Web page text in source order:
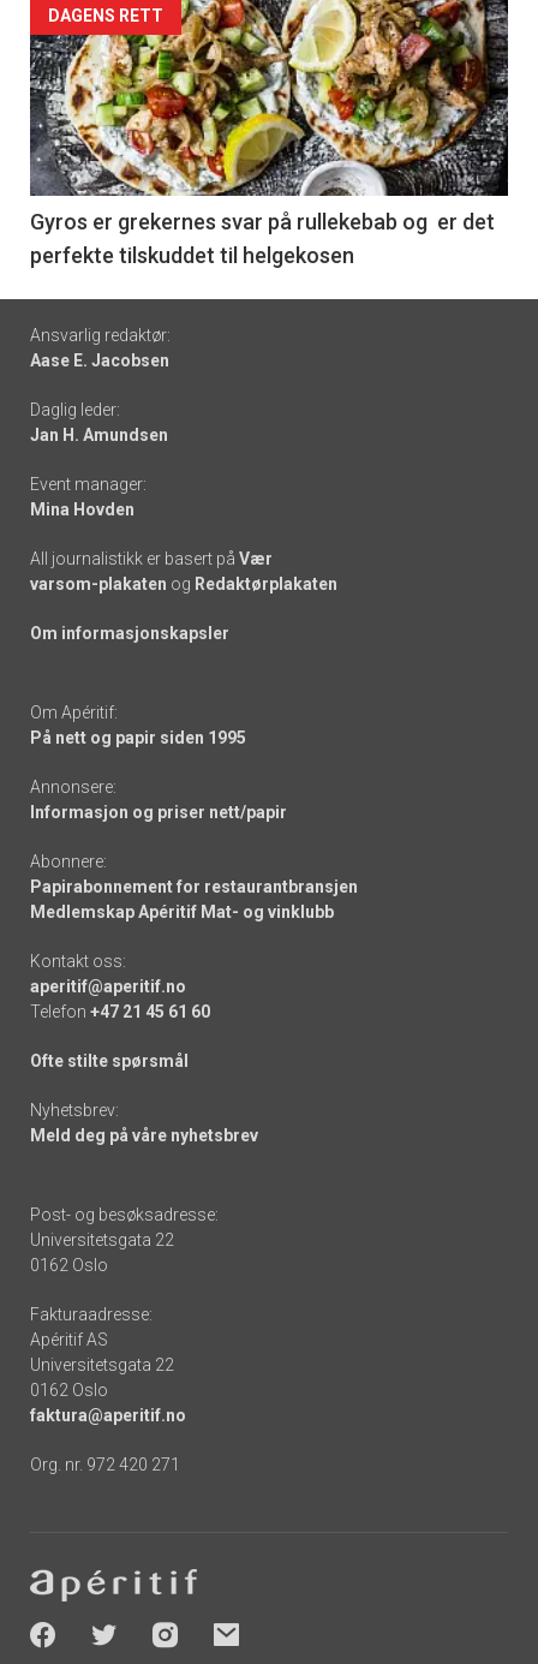
Forsiden
akkurat
nå
-
6
DAGENS RETT
Gyros er grekernes svar på rullekebab og er det
perfekte tilskuddet til helgekosen
Footer
-
links
Ansvarlig redaktør:
Aase E. Jacobsen
Daglig leder:
Jan H. Amundsen
Event manager:
Mina Hovden
All journalistikk er basert på Vær
varsom-plakaten og Redaktørplakaten
Om informasjonskapsler
Om Apéritif:
På nett og papir siden 1995
Annonsere:
Informasjon og priser nett/papir
Abonnere:
Papirabonnement for restaurantbransjen
Medlemskap Apéritif Mat- og vinklubb
Kontakt oss:
aperitif@aperitif.no
Telefon +47 21 45 61 60
Ofte stilte spørsmål
Nyhetsbrev:
Meld deg på våre nyhetsbrev
Post- og besøksadresse:
Universitetsgata 22
0162 Oslo
Fakturaadresse:
Apéritif AS
Universitetsgata 22
0162 Oslo
faktura@aperitif.no
Org. nr. 972 420 271
-